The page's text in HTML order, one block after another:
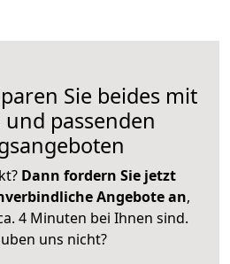
Sie beides mit
passenden
Dann fordern Sie jetzt
Angebote an,
4 Minuten bei Ihnen sind.
uns nicht?